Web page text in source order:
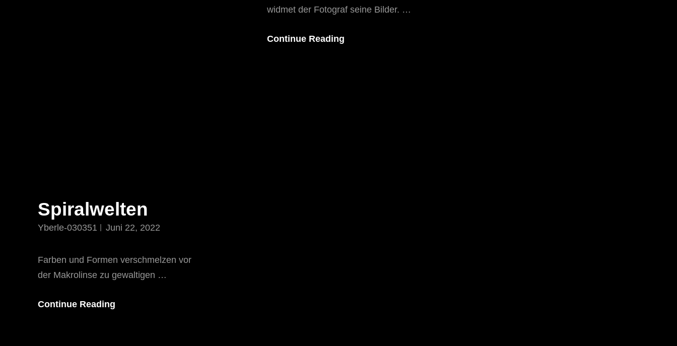
widmet der Fotograf seine Bilder. …
Continue Reading
Spiralwelten
Yberle-030351 Juni 22, 2022
Farben und Formen verschmelzen vor
der Makrolinse zu gewaltigen …
Continue Reading